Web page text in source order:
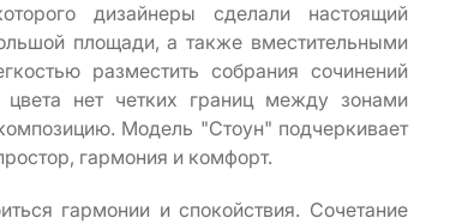
дизайнеры сделали настоящий
площади, а также вместительными
разместить собрания сочинений
нет четких границ между зонами
Модель "Стоун" подчеркивает
гармония и комфорт.
гармонии и спокойствия. Сочетание